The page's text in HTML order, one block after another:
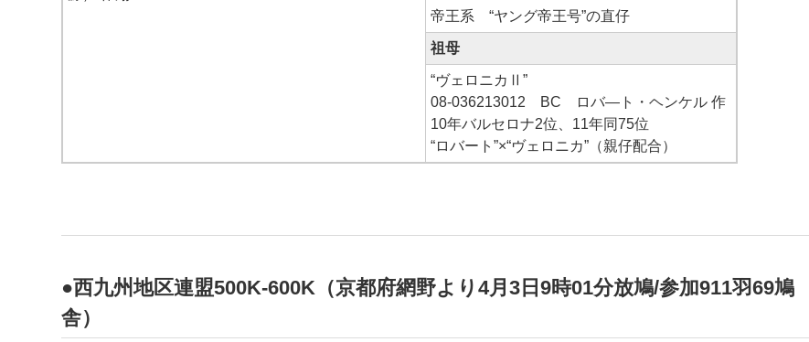
帝王系 “ヤング帝王号”の直仔
祖母
“ヴェロニカⅡ”
08-036213012 BC ロバ―ト・ヘンケル 作
10年バルセロナ2位、11年同75位
“ロバート”×“ヴェロニカ”（親仔配合）
●西九州地区連盟500K-600K（京都府網野より4月3日9時01分放鳩/参加911羽69鳩
舎）